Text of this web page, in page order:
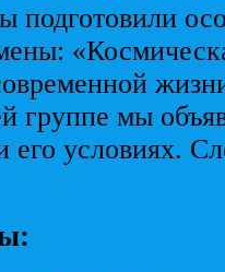
подготовили
группе мы
его условиях.